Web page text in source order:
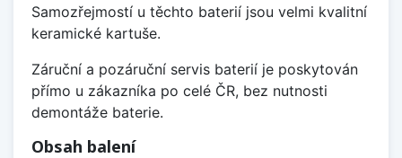
Samozřejmostí u těchto baterií jsou velmi kvalitní
keramické kartuše.
Záruční a pozáruční servis baterií je poskytován
přímo u zákazníka po celé ČR, bez nutnosti
demontáže baterie.
Obsah balení